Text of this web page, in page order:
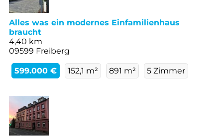
Alles was ein modernes Einfamilienhaus
braucht
4,40 km
09599 Freiberg
599.000 € 152,1 m² 891 m² 5 Zimmer